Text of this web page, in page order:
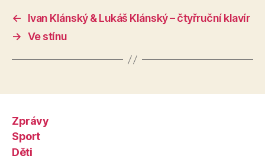
←
Ivan Klánský & Lukáš Klánský – čtyřruční klavír
→ Ve stínu
Zprávy
Sport
Děti